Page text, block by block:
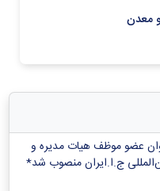
معدن
عضو موظف هیات مدیره و
ج.ا.ایران منصوب شد*